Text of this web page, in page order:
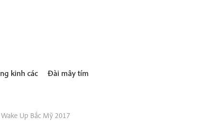
kinh các Đài mây tím
Up Bắc Mỹ 2017